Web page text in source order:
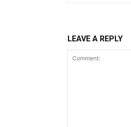
LEAVE A REPLY